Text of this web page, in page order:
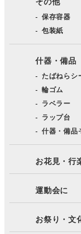
保存容器
包装紙
什器・備品
たばねらシ
輪ゴム
ラベラー
ラップ台
什器・備品
お花見・行
運動会に
お祭り・文